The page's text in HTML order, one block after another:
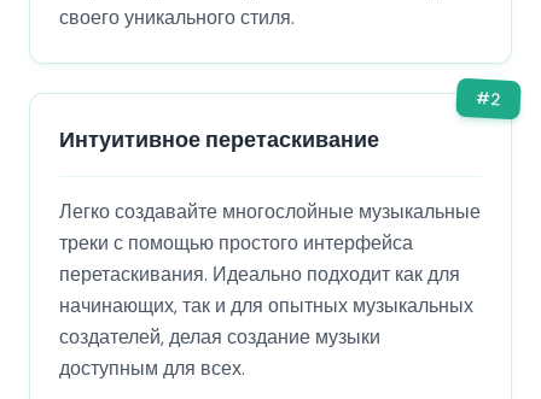
своего уникального стиля.
#2
Интуитивное перетаскивание
Легко создавайте многослойные музыкальные
треки с помощью простого интерфейса
перетаскивания. Идеально подходит как для
начинающих, так и для опытных музыкальных
создателей, делая создание музыки
доступным для всех.